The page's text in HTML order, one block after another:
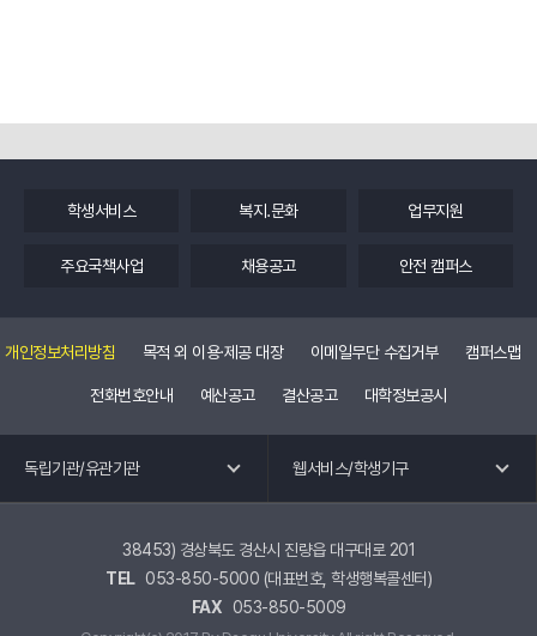
학생서비스 복지.문화 업무지원
주요국책사업 채용공고 안전 캠퍼스
개인정보처리방침 목적 외 이용·제공 대장 이메일무단 수집거부 캠퍼스맵
전화번호안내 예산공고 결산공고 대학정보공시
독립기관/유관기관
교수회
노동조합
총동창회
웹서비스/학생기구
공학교육혁신센터
국제교류.외국어특강
교육혁신원
38453) 경상북도 경산시 진량읍 대구대로 201
TEL 053-850-5000 (대표번호, 학생행복콜센터)
FAX
053-850-5009